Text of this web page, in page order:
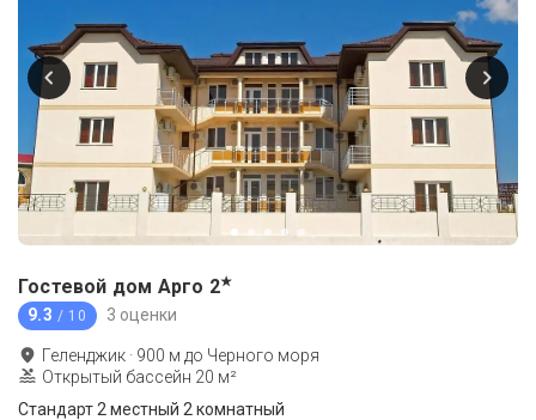
Гостевой дом Арго 2★
9.3 / 10 3 оценки
Геленджик · 900 м до Черного моря
Открытый бассейн 20 м²
Стандарт 2 местный 2 комнатный